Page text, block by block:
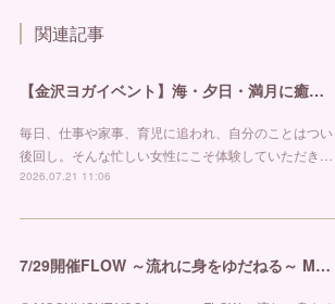
関連記事
【金沢ヨガイベント】海・夕日・満月に癒される特別な夜。「ONE POSE＋MOONLIGHT YOGA」開催！ ヨガスタジオ リブラ
毎日、仕事や家事、育児に追われ、自分のことはつい
後回し。そんな忙しい女性にこそ体験していただき…
2026.07.21 11:06
7/29開催FLOW ～流れに身をゆだねる～ MOONLIGHT YOGA@金沢港クルーズターミナル 金沢市ヨガスタジオ リブラ